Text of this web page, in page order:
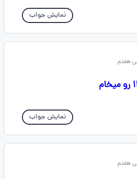
نمایش جواب
نمایش جواب